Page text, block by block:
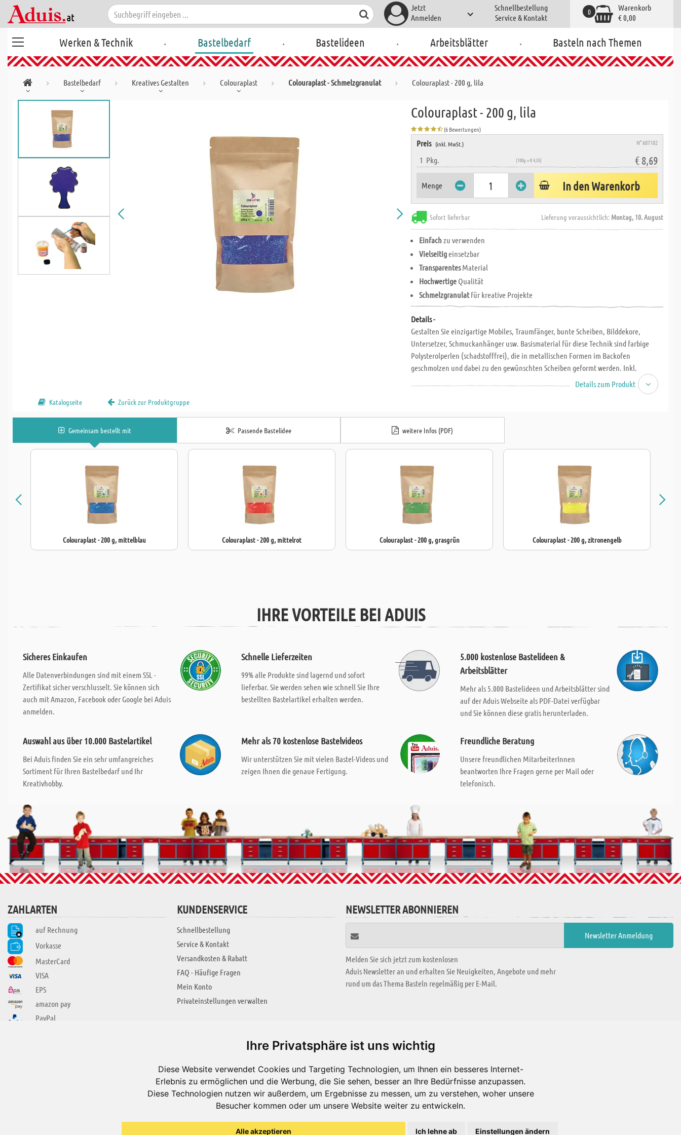
Ihre Privatsphäre ist uns wichtig
Diese Website verwendet Cookies und Targeting Technologien, um Ihnen ein besseres Internet-
Erlebnis zu ermöglichen und die Werbung, die Sie sehen, besser an Ihre Bedürfnisse anzupassen.
Diese Technologien nutzen wir außerdem, um Ergebnisse zu messen, um zu verstehen, woher unsere
Besucher kommen oder um unsere Website weiter zu entwickeln.
Alle akzeptieren Ich lehne ab Einstellungen ändern
Jetzt
Anmelden
Schnellbestellung
Service & Kontakt
Warenkorb
€ 0,00
0
Werken & Technik . Bastelbedarf . Bastelideen . Arbeitsblätter . Basteln nach Themen
Bastelbedarf Kreatives Gestalten Colouraplast Colouraplast - Schmelzgranulat Colouraplast - 200 g, lila
Colouraplast - 200 g, lila
(6 Bewertungen)
Preis (inkl. MwSt.) N° 607182
1 Pkg. (100g = € 4,35) € 8,69
Menge In den Warenkorb
Sofort lieferbar Lieferung voraussichtlich: Montag, 10. August
Einfachzu verwenden
Vielseitigeinsetzbar
TransparentesMaterial
Hochwertige Qualität
Schmelzgranulatfür kreative Projekte
Details -
Gestalten Sie einzigartige Mobiles, Traumfänger, bunte Scheiben, Bilddekore,
Untersetzer, Schmuckanhänger usw. Basismaterial für diese Technik sind farbige
Polysterolperlen (schadstofffrei), die in metallischen Formen im Backofen
geschmolzen und dabei zu den gewünschten Scheiben geformt werden. Inkl.
Details zum Produkt
Katalogseite Zurück zur Produktgruppe
Gemeinsam bestellt mit Passende Bastelidee weitere Infos (PDF)
Colouraplast - 200 g, mittelblau Colouraplast - 200 g, mittelrot Colouraplast - 200 g, grasgrün Colouraplast - 200 g, zitronengelb
IHRE VORTEILE BEI ADUIS
Sicheres Einkaufen
Alle Datenverbindungen sind mit einem SSL -
Zertifikat sicher verschlusselt. Sie können sich
auch mit Amazon, Facebook oder Google bei Aduis
anmelden.
Schnelle Lieferzeiten
99% alle Produkte sind lagernd und sofort
lieferbar. Sie werden sehen wie schnell Sie Ihre
bestellten Bastelartikel erhalten werden.
5.000 kostenlose Bastelideen &
Arbeitsblätter
Mehr als 5.000 Bastelideen und Arbeitsblätter sind
auf der Aduis Webseite als PDF-Datei verfügbar
und Sie können diese gratis herunterladen.
Auswahl aus über 10.000 Bastelartikel
Bei Aduis finden Sie ein sehr umfangreiches
Sortiment für Ihren Bastelbedarf und Ihr
Kreativhobby.
Mehr als 70 kostenlose Bastelvideos
Wir unterstützen Sie mit vielen Bastel-Videos und
zeigen Ihnen die genaue Fertigung.
Freundliche Beratung
Unsere freundlichen MitarbeiterInnen
beantworten Ihre Fragen gerne per Mail oder
telefonisch.
ZAHLARTEN
auf Rechnung
Vorkasse
MasterCard
VISA
EPS
amazon pay
PayPal
KUNDENSERVICE
Schnellbestellung
Service & Kontakt
Versandkosten & Rabatt
FAQ - Häufige Fragen
Mein Konto
Privateinstellungen verwalten
NEWSLETTER ABONNIEREN
Melden Sie sich jetzt zum kostenlosen
Aduis Newsletter an und erhalten Sie Neuigkeiten, Angebote und mehr
rund um das Thema Basteln regelmäßig per E-Mail.
Jobs
Impressum
Datenschutzerklärung
KREATIV ZONE
Alle Videos
Bastelideen
Arbeitsblätter
Es gibt uns auch in